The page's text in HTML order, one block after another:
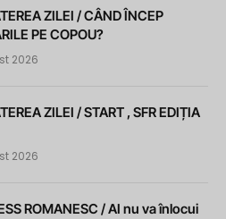
ZILEI / CÂND ÎNCEP
PE COPOU?
2026
ZILEI / START , SFR EDIȚIA
2026
ROMANESC / AI nu va înlocui